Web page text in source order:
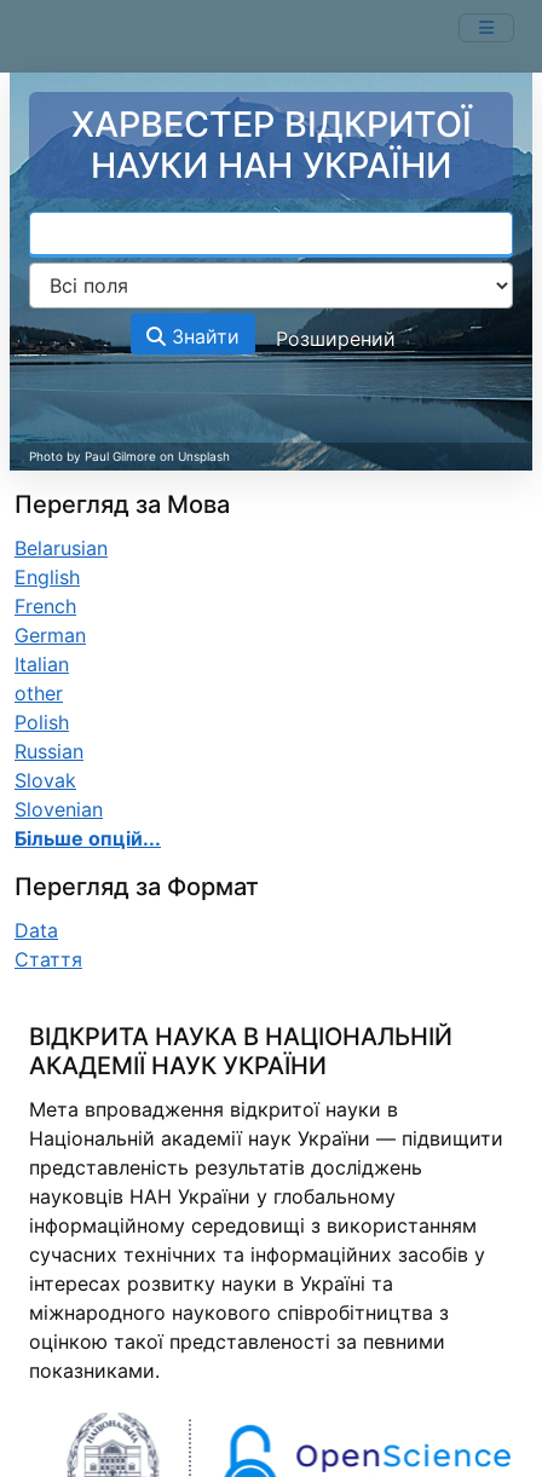
ХАРВЕСТЕР ВІДКРИТОЇ
НАУКИ НАН УКРАЇНИ
Знайти Розширений
Перегляд за Мова
Belarusian
English
French
German
Italian
other
Polish
Russian
Slovak
Slovenian
Більше опцій...
Перегляд за Формат
Data
Стаття
ВІДКРИТА НАУКА В НАЦІОНАЛЬНІЙ
АКАДЕМІЇ НАУК УКРАЇНИ
Мета впровадження відкритої науки в
Національній академії наук України — підвищити
представленість результатів досліджень
науковців НАН України у глобальному
інформаційному середовищі з використанням
сучасних технічних та інформаційних засобів у
інтересах розвитку науки в Україні та
міжнародного наукового співробітництва з
оцінкою такої представленості за певними
показниками.